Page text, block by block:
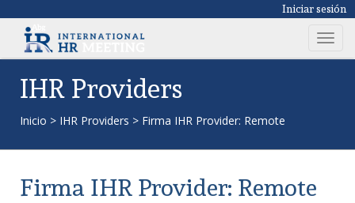
Iniciar sesión
T
o
n
IHR Providers
Inicio > IHR Providers > Firma IHR Provider: Remote
Firma IHR Provider: Remote